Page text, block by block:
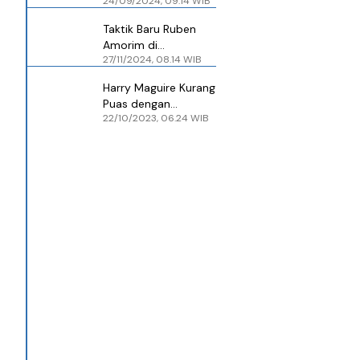
Taktik Baru Ruben
Amorim di
Manchester United,
Jadi Bek Tengah
27/11/2024, 08.14 WIB
Harry Maguire Kurang
Puas dengan
Kemenangan
22/10/2023, 06.24 WIB